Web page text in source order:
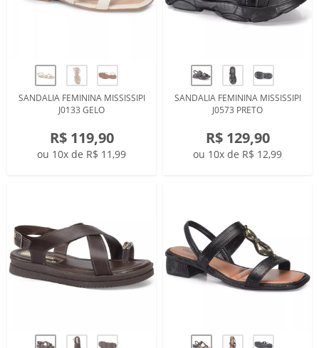
SANDALIA FEMININA MISSISSIPI
J0133 GELO
R$ 119,90
ou 10x de R$ 11,99
SANDALIA FEMININA MISSISSIPI
J0573 PRETO
R$ 129,90
ou 10x de R$ 12,99